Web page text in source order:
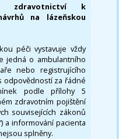
zdravotnictví k
na lázeňskou
péči vystavuje vždy
jedná o ambulantního
nebo registrujícího
odpovědností za řádné
podle přílohy 5
zdravotním pojištění
souvisejících zákonů
a informování pacienta
splněny.